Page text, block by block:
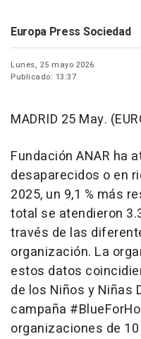
Europa Press Sociedad
Lunes, 25 mayo 2026
Publicado: 13:37
MADRID 25 May.
Fundación ANAR ha
desaparecidos o en
2025, un 9,1 % más
total se atendieron
través de las
organización. La
estos datos
de los Niños y Niñas
campaña
organizaciones de